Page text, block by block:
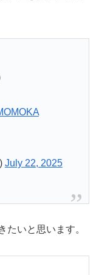
July 22, 2025
たいと思います。